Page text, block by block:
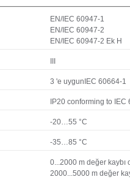
EN/IEC 60947-1
EN/IEC 60947-2
EN/IEC 60947-2 Ek H
3 'e uygunIEC 60664-1
IP20 conforming to IEC
-20…55 °C
-35…85 °C
0...2000 m değer kaybı
2000...5000 m değer